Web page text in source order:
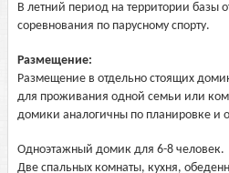
В летний период на территории базы
соревнования по парусному спорту.
Размещение:
Размещение в отдельно стоящих
для проживания одной семьи или
домики аналогичны по планировке и
Одноэтажный домик для 6-8 человек.
Две спальных комнаты, кухня,